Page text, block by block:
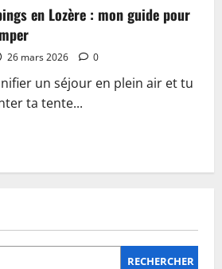
en Lozère : mon guide pour
26 mars 2026 0
un séjour en plein air et tu
ta tente...
RECHERCHER